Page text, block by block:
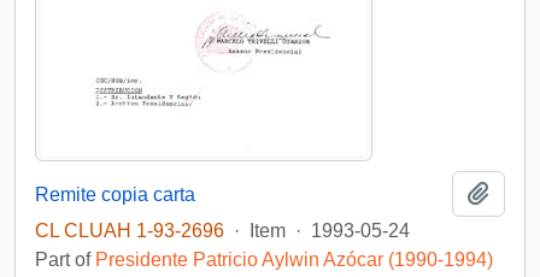
Remite copia carta
CL CLUAH 1-93-2696 · Item · 1993-05-24
Part of Presidente Patricio Aylwin Azócar (1990-1994)